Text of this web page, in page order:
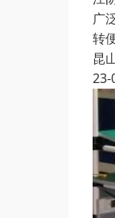
广
转
昆
23-